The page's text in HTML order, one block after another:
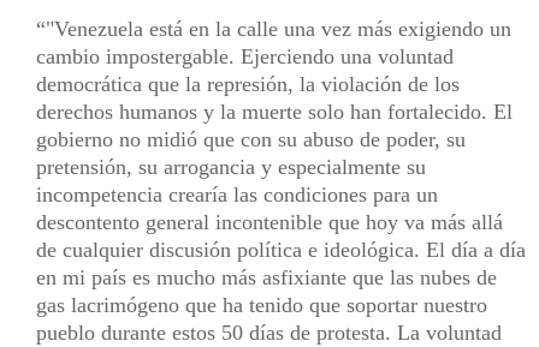
"Venezuela está en la calle una vez más exigiendo un
cambio impostergable. Ejerciendo una voluntad
democrática que la represión, la violación de los
derechos humanos y la muerte solo han fortalecido. El
gobierno no midió que con su abuso de poder, su
pretensión, su arrogancia y especialmente su
incompetencia crearía las condiciones para un
descontento general incontenible que hoy va más allá
de cualquier discusión política e ideológica. El día a día
en mi país es mucho más asfixiante que las nubes de
gas lacrimógeno que ha tenido que soportar nuestro
pueblo durante estos 50 días de protesta. La voluntad